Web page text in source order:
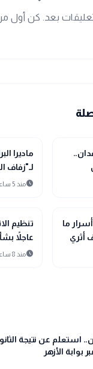
تعليقات بعد. كن أول
متر إلى 39 فدان..
public
الأخبار
ماديرا
لـ"زفاف
احتفال
scheduleمنذ 5 ساعات
ما
أثري
public
الأخبار
تنظيم
عاجلاً
المحمول
scheduleمنذ 8 ساعات
بوابة الأزهر